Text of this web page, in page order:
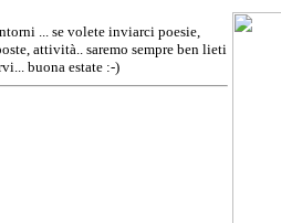
... se volete inviarci poesie,
attività.. saremo sempre ben lieti
buona estate :-)